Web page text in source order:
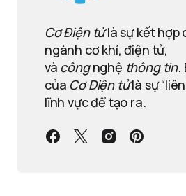
Cơ Điện tửlà sự kết hợp
ngành cơ khí, điện tử,
và côngnghệ thông tin.
của Cơ Điện tửlà sự
lĩnh vực để tạo ra.